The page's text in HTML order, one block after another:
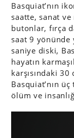
Basquiat’nın
saatte, sanat
butonlar, fırça
saat 9 yönünde
saniye diski,
hayatın
karşısındaki
Basquiat’nın
ölüm ve